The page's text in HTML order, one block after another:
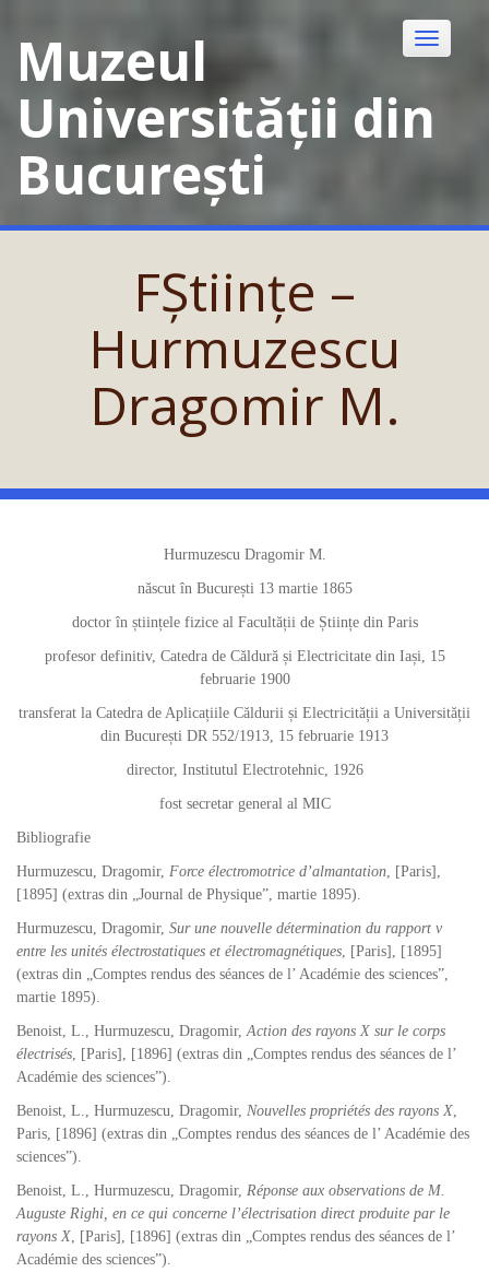
contentMuzeul
Universității din
București
Toggle
FȘtiințe –
Hurmuzescu
Dragomir M.
Hurmuzescu Dragomir M.
născut în București 13 martie 1865
doctor în științele fizice al Facultății de Științe din Paris
profesor definitiv, Catedra de Căldură și Electricitate din Iași, 15
februarie 1900
transferat la Catedra de Aplicațiile Căldurii și Electricității a Universității
din București DR 552/1913, 15 februarie 1913
director, Institutul Electrotehnic, 1926
fost secretar general al MIC
Bibliografie
Hurmuzescu, Dragomir, Force électromotrice d’almantation, [Paris],
[1895] (extras din „Journal de Physique”, martie 1895).
Hurmuzescu, Dragomir, Sur une nouvelle détermination du rapport v
entre les unités électrostatiques et électromagnétiques, [Paris], [1895]
(extras din „Comptes rendus des séances de l’ Académie des sciences”,
martie 1895).
Benoist, L., Hurmuzescu, Dragomir,Action des rayons X sur le corps
électrisés, [Paris], [1896] (extras din „Comptes rendus des séances de l’
Académie des sciences”).
Benoist, L., Hurmuzescu, Dragomir, Nouvelles propriétés des rayons X,
Paris, [1896] (extras din „Comptes rendus des séances de l’ Académie des
sciences”).
Benoist, L., Hurmuzescu, Dragomir, Réponse aux observations de M.
Auguste Righi, en ce qui concerne l’électrisation direct produite par le
rayons X, [Paris], [1896] (extras din „Comptes rendus des séances de l’
Académie des sciences”).